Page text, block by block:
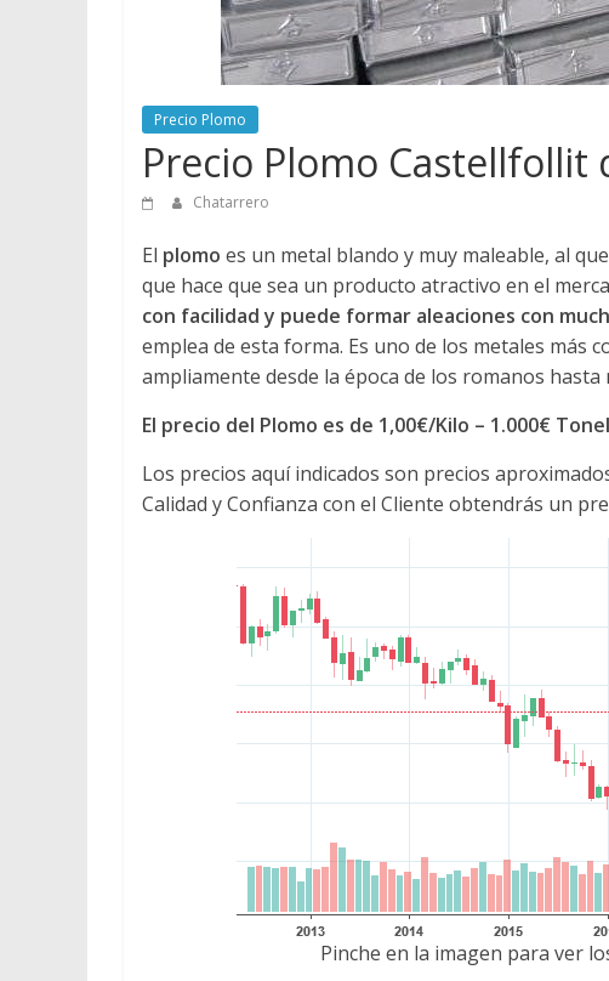
Precio Plomo
Precio Plomo Castellfollit
Chatarrero
El plomo es un metal blando y muy maleable, al
que hace que sea un producto atractivo en el
con facilidad y puede formar aleaciones con
emplea de esta forma. Es uno de los metales más
ampliamente desde la época de los romanos hasta
El precio del Plomo es de 1,00€/Kilo – 1.000€
Los precios aquí indicados son precios
Calidad y Confianza con el Cliente obtendrás un
Pinche en la imagen para ver